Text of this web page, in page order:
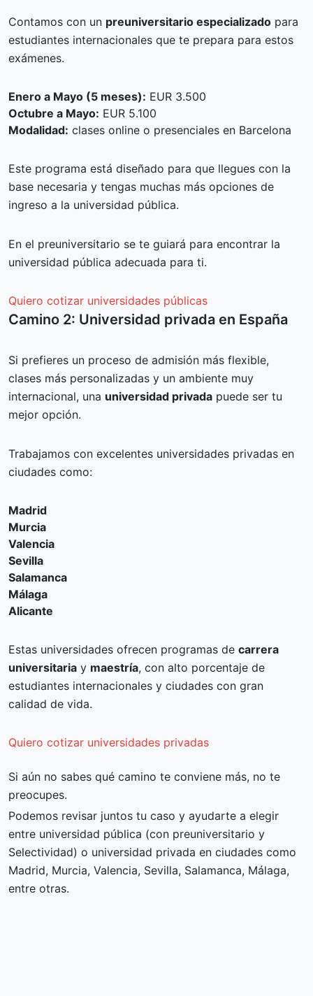
Contamos con un preuniversitario especializado para
estudiantes internacionales que te prepara para estos
exámenes.
Enero a Mayo (5 meses): EUR 3.500
Octubre a Mayo: EUR 5.100
Modalidad: clases online o presenciales en Barcelona
Este programa está diseñado para que llegues con la
base necesaria y tengas muchas más opciones de
ingreso a la universidad pública.
En el preuniversitario se te guiará para encontrar la
universidad pública adecuada para ti.
Quiero cotizar universidades públicas
Camino 2: Universidad privada en España
Si prefieres un proceso de admisión más flexible,
clases más personalizadas y un ambiente muy
internacional, una universidad privada puede ser tu
mejor opción.
Trabajamos con excelentes universidades privadas en
ciudades como:
Madrid
Murcia
Valencia
Sevilla
Salamanca
Málaga
Alicante
Estas universidades ofrecen programas de carrera
universitaria y maestría, con alto porcentaje de
estudiantes internacionales y ciudades con gran
calidad de vida.
Quiero cotizar universidades privadas
Si aún no sabes qué camino te conviene más, no te
preocupes.
Podemos revisar juntos tu caso y ayudarte a elegir
entre universidad pública (con preuniversitario y
Selectividad) o universidad privada en ciudades como
Madrid, Murcia, Valencia, Sevilla, Salamanca, Málaga,
entre otras.